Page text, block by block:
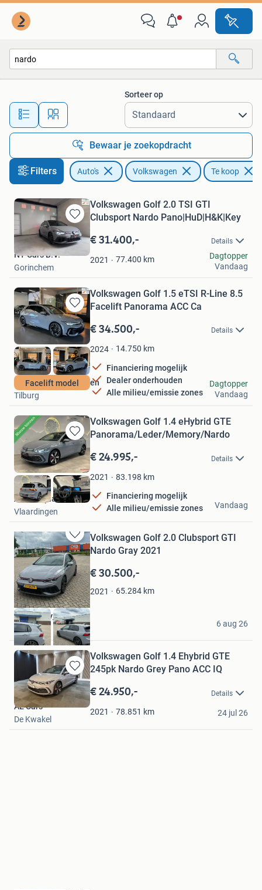
Alle afstanden…
Sorteer op
Bewaar je zoekopdracht
Filters Auto's Volkswagen Te koop
Bewaren
in
Mijn
Favorieten
Volkswagen Golf 2.0 TSI GTI
Clubsport Nardo Pano|HuD|H&K|Key
€ 31.400,- Details
2021 77.400 km
NY Cars B.V.
Gorinchem
Dagtopper
Vandaag
Bewaren
in
Mijn
Favorieten
Facelift model
Volkswagen Golf 1.5 eTSI R-Line 8.5
Facelift Panorama ACC Ca
€ 34.500,- Details
2024 14.750 km
Financiering mogelijk
Dealer onderhouden
Alle milieu/emissie zones
Van Geffen Voertuigen
Tilburg
Dagtopper
Vandaag
Bewaren
in
Mijn
Favorieten
Volkswagen Golf 1.4 eHybrid GTE
Panorama/Leder/Memory/Nardo
€ 24.995,- Details
2021 83.198 km
Financiering mogelijk
Alle milieu/emissie zones
AO Autoplaza
Vlaardingen
Vandaag
Bewaren
in
Mijn
Favorieten
Volkswagen Golf 2.0 Clubsport GTI
Nardo Gray 2021
€ 30.500,-
2021 65.284 km
SIAHH B.V.
Utrecht
6 aug 26
Bewaren
in
Mijn
Favorieten
Volkswagen Golf 1.4 Ehybrid GTE
245pk Nardo Grey Pano ACC IQ
€ 24.950,- Details
2021 78.851 km
AE Cars
De Kwakel
24 jul 26